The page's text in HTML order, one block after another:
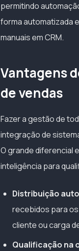
permitindo
forma automatizada
manuais em CRM.
Vantagens
de vendas
Fazer a gestão de
integração de
O grande diferencial
inteligência para
Distribuição
recebidos para
cliente ou carga
Qualificação na